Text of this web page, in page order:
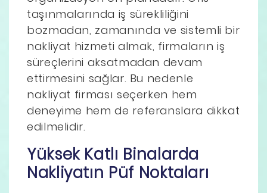
taşınmalarında iş sürekliliğini
bozmadan, zamanında ve sistemli bir
nakliyat hizmeti almak, firmaların iş
süreçlerini aksatmadan devam
ettirmesini sağlar. Bu nedenle
nakliyat firması seçerken hem
deneyime hem de referanslara dikkat
edilmelidir.
Yüksek Katlı Binalarda
Nakliyatın Püf Noktaları